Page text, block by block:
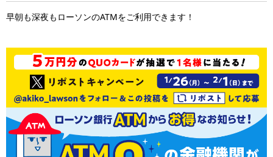
早朝も深夜もローソンのATMをご利用できます！